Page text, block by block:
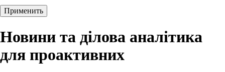
Новини та ділова аналітика
для проактивних